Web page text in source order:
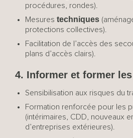
procédures, rondes).
Mesures techniques
protections collectives).
Facilitation de l’accès des
plans d’accès clairs).
4. Informer et former
Sensibilisation aux risques du
Formation renforcée pour les
(intérimaires, CDD, nouveaux
d’entreprises extérieures).